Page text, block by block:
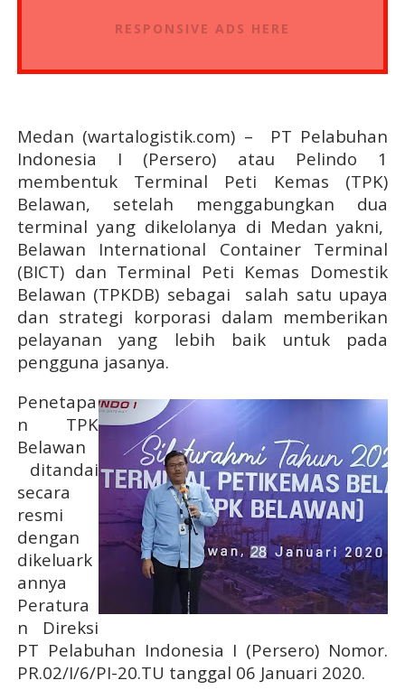
RESPONSIVE ADS HERE
Medan (wartalogistik.com) – PT Pelabuhan
Indonesia I (Persero) atau Pelindo 1
membentuk Terminal Peti Kemas (TPK)
Belawan, setelah menggabungkan dua
terminal yang dikelolanya di Medan yakni,
Belawan International Container Terminal
(BICT) dan Terminal Peti Kemas Domestik
Belawan (TPKDB) sebagai
salah satu upaya
dan strategi korporasi dalam memberikan
pelayanan yang lebih baik untuk pada
pengguna jasanya.
Penetapa
n TPK
Belawan
ditandai
secara
resmi
dengan
dikeluark
annya
Peratura
n Direksi
PT Pelabuhan Indonesia I (Persero) Nomor.
PR.02/I/6/PI-20.TU tanggal 06 Januari 2020.